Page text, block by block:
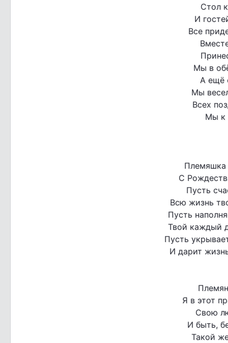
Стол
И
Все
Мы в
А ещё
Мы
Всех
Мы к
Племяшка
С
Пусть
Всю жизнь
Пусть
Твой каждый
Пусть
И дарит
Я в этот
Свою
И быть,
Такой